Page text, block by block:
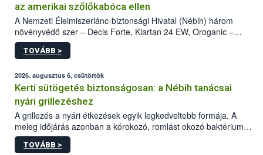
az amerikai szőlőkabóca ellen
A Nemzeti Élelmiszerlánc-biztonsági Hivatal (Nébih) három
növényvédő szer – Decis Forte, Klartan 24 EW, Oroganic –
engedélyokiratát módosította, így azok a szüretet követően,
egészen a vesszőérettség (BBCH 91) stádiumáig
érésű szőlőkben is legyen lehetőség a károsító elleni további
védekezésre. Az Oroganic készítmény kis kiszerelésben kiskerti
felhasználók számára is elérhető és ökológiai termesztésben is
engedélyezett.
TOVÁBB >
2026. augusztus 6, csütörtök
Kerti sütögetés biztonságosan: a Nébih tanácsai
nyári grillezéshez
A grillezés a nyári étkezések egyik legkedveltebb formája. A
meleg időjárás azonban a kórokozó, romlást okozó baktériumok
gyorsabb szaporodásának is kedvez. A szabadtéri sütögetés
ezért nem csupán a megfelelő sütési technikáról szól: legalább
TOVÁBB >